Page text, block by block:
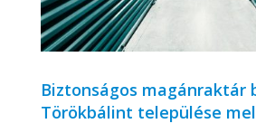
Biztonságos magánraktár
Törökbálint települése